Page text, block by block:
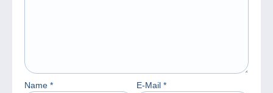
Name * E-Mail *